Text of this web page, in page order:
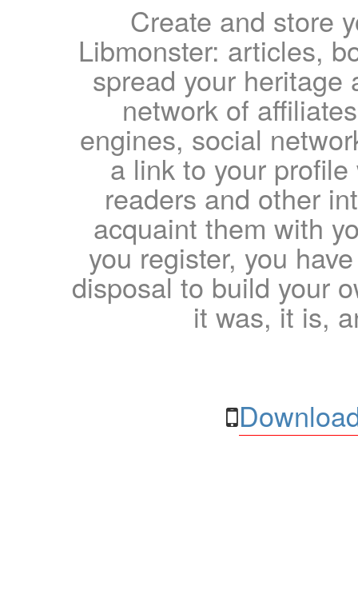
Create and store
Libmonster: articles,
spread your heritage
network of
engines, social
a link to your
readers and other
acquaint them with
you register, you
disposal to build your
it was, it is,